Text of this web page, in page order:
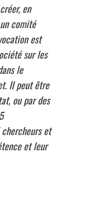
en
comité
est
sur les
le
Il peut être
ou par des
et
et leur